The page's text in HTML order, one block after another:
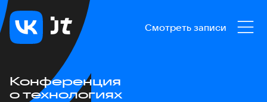
Смотреть записи
Конференция
о технологиях